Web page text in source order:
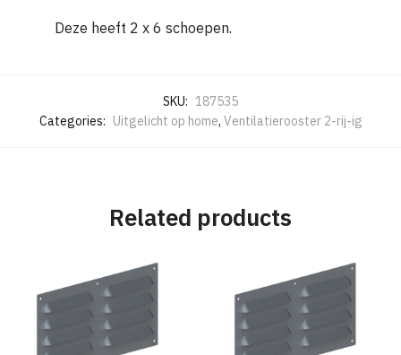
Deze heeft 2 x 6 schoepen.
SKU: 187535
Categories: Uitgelicht op home, Ventilatierooster 2-rij-ig
Related products